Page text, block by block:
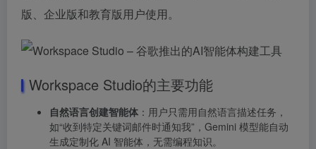
版、企业版和教育版用户使用。
Workspace Studio的主要功能
自然语言创建智能体 ：用户只需用自然语言描述任务，
如“收到特定关键词邮件时通知我”，Gemini 模型能自动
生成定制化 AI 智能体，无需编程知识。